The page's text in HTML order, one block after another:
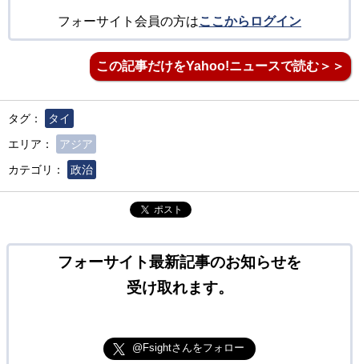
フォーサイト会員の方はここからログイン
この記事だけをYahoo!ニュースで読む＞＞
タグ：
タイ
エリア：
アジア
カテゴリ：
政治
ポスト
フォーサイト最新記事のお知らせを
受け取れます。
@Fsightさんをフォロー